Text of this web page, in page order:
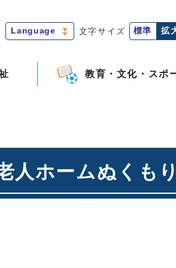
Language 文字サイズ 標準 拡
教育・文化・スポ
人ホームぬくも